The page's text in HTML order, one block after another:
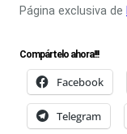
Página exclusiva de
Compártelo ahora!!!
Facebook
Telegram